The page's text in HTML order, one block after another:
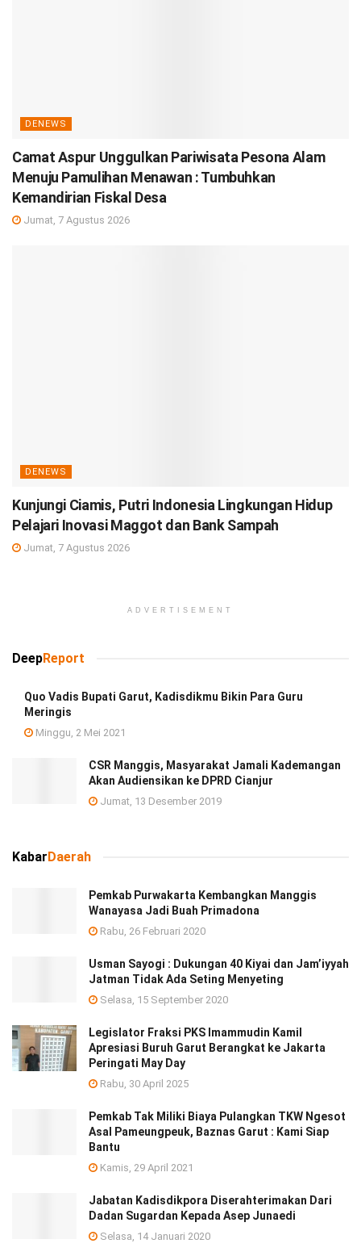
DENEWS
Camat Aspur Unggulkan Pariwisata Pesona Alam
Menuju Pamulihan Menawan : Tumbuhkan
Kemandirian Fiskal Desa
Jumat, 7 Agustus 2026
DENEWS
Kunjungi Ciamis, Putri Indonesia Lingkungan Hidup
Pelajari Inovasi Maggot dan Bank Sampah
Jumat, 7 Agustus 2026
ADVERTISEMENT
DeepReport
Quo Vadis Bupati Garut, Kadisdikmu Bikin Para Guru
Meringis
Minggu, 2 Mei 2021
CSR Manggis, Masyarakat Jamali Kademangan
Akan Audiensikan ke DPRD Cianjur
Jumat, 13 Desember 2019
KabarDaerah
Pemkab Purwakarta Kembangkan Manggis
Wanayasa Jadi Buah Primadona
Rabu, 26 Februari 2020
Usman Sayogi : Dukungan 40 Kiyai dan Jam’iyyah
Jatman Tidak Ada Seting Menyeting
Selasa, 15 September 2020
Legislator Fraksi PKS Imammudin Kamil
Apresiasi Buruh Garut Berangkat ke Jakarta
Peringati May Day
Rabu, 30 April 2025
Pemkab Tak Miliki Biaya Pulangkan TKW Ngesot
Asal Pameungpeuk, Baznas Garut : Kami Siap
Bantu
Kamis, 29 April 2021
Jabatan Kadisdikpora Diserahterimakan Dari
Dadan Sugardan Kepada Asep Junaedi
Selasa, 14 Januari 2020